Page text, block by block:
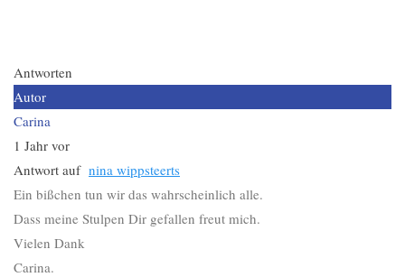
Antworten
Autor
Carina
1 Jahr vor
Antwort auf nina wippsteerts
Ein bißchen tun wir das wahrscheinlich alle.
Dass meine Stulpen Dir gefallen freut mich.
Vielen Dank
Carina.